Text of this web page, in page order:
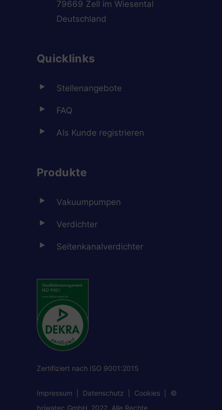
79669 Zell im Wiesental
Deutschland
Quicklinks
Stellenangebote
FAQ
Als Kunde registrieren
Produkte
Vakuumpumpen
Verdichter
Seitenkanalverdichter
Zertifiziert nach ISO 9001:2015
Impressum Datenschutz Cookies | ©
briwatec GmbH, 2022. Alle Rechte